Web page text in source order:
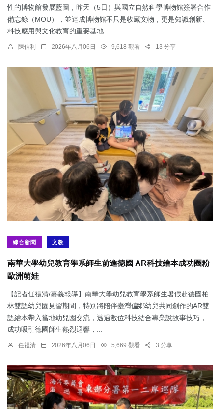
性的博物館發展藍圖，昨天（5日）與國立自然科學博物館簽署合作
備忘錄（MOU），並達成博物館不只是收藏文物，更是知識創新、
科技應用與文化教育的重要基地...
陳信利 2026年八月06日 9,618 觀看 13 分享
綜合新聞 文教
南華大學幼兒教育學系師生前進德國 AR科技繪本成功圈粉
歐洲萌娃
【記者任禮清/嘉義報導】南華大學幼兒教育學系師生暑假赴德國柏
林雙語幼兒園見習期間，特別將陪伴臺灣偏鄉幼兒共同創作的AR雙
語繪本帶入當地幼兒園交流，透過數位科技結合專業說故事技巧，
成功吸引德國師生熱烈迴響，...
任禮清 2026年八月06日 5,669 觀看 3 分享